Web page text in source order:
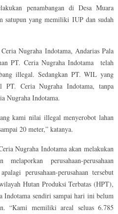
penambangan di Desa Muara
satupun yang memiliki IUP dan sudah
Nugraha Indotama, Andarias Pala
PT. Ceria Nugraha Indotama telah
illegal. Sedangkan PT. WIL yang
PT. Ceria Nugraha Indotama, tanpa
Nugraha Indotama.
kami nilai illegal menyerobot lahan
20 meter,” katanya.
Nugraha Indotama akan melakukan
perusahaan-perusahaan
perusahaan-perusahaan tersebut
Hutan Produksi Terbatas (HPT),
Indotama sendiri sampai hari ini belum
“Kami memiliki areal seluas 6.785